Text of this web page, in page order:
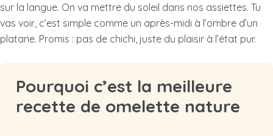
sur la langue. On va mettre du soleil dans nos assiettes. Tu
vas voir, c’est simple comme un après-midi à l’ombre d’un
platane. Promis : pas de chichi, juste du plaisir à l’état pur.
Pourquoi c’est la meilleure
recette de omelette nature